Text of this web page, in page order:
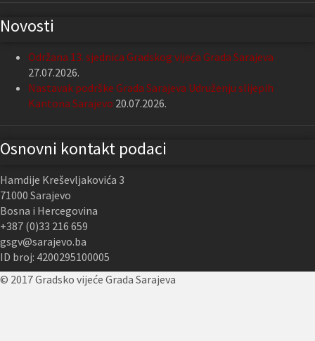
Novosti
Održana 13. sjednica Gradskog vijeća Grada Sarajeva
27.07.2026.
Nastavak podrške Grada Sarajeva Udruženju slijepih
Kantona Sarajevo 20.07.2026.
Osnovni kontakt podaci
Hamdije Kreševljakovića 3
71000 Sarajevo
Bosna i Hercegovina
+387 (0)33 216 659
gsgv@sarajevo.ba
ID broj: 4200295100005
© 2017 Gradsko vijeće Grada Sarajeva